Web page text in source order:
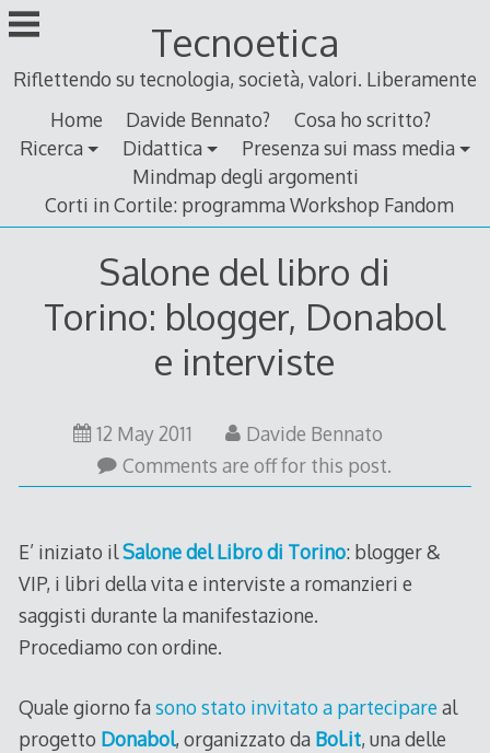
Skip
to
Tecnoetica
Riflettendo su tecnologia, società, valori. Liberamente
Home
Davide Bennato?
Cosa ho scritto?
Ricerca
Didattica
Presenza sui mass media
Mindmap degli argomenti
Corti in Cortile: programma Workshop Fandom
Salone del libro di
Torino: blogger, Donabol
e interviste
12 May 2011
May
Davide Bennato
Comments are off for this post.
E’ iniziato ilSalone del Libro di Torino: blogger &
VIP, i libri della vita e interviste a romanzieri e
saggisti durante la manifestazione.
Procediamo con ordine.
Quale giorno fasono stato invitato a partecipareal
progetto Donabol, organizzato da Bol.it, una delle